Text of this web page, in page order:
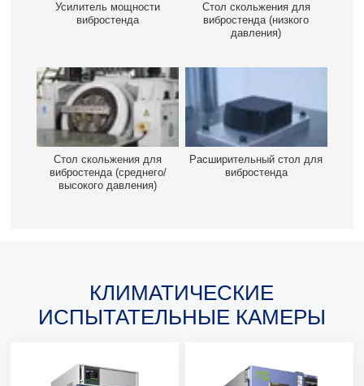
Усилитель мощности
вибростенда
Стол скольжения для
вибростенда (низкого
давления)
Стол скольжения для
вибростенда (среднего/
высокого давления)
Расширительный стол для
вибростенда
КЛИМАТИЧЕСКИЕ
ИСПЫТАТЕЛЬНЫЕ КАМЕРЫ